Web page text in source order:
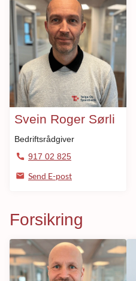
Svein Roger Sørli
Bedriftsrådgiver
917 02 825
Send E-post
Forsikring